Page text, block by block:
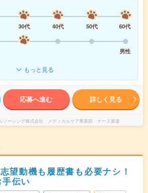
30代 40代 50代
60代
男性
もっと見る
応募へ進む 詳しく見る
ソーシング株式会社 メディカルケア事業部 ナース派遣
動機も履歴書も必要ナシ！
伝い